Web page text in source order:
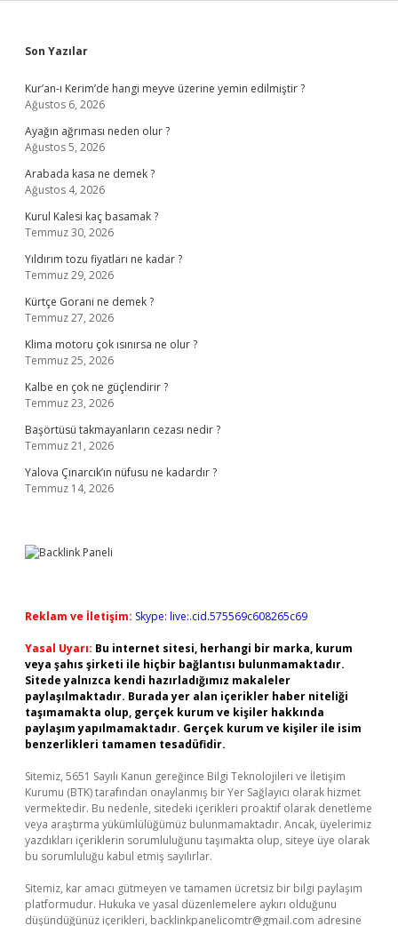
Sidebar
Son Yazılar
Kur’an-ı Kerim’de hangi meyve üzerine yemin edilmiştir ?
Ağustos 6, 2026
Ayağın ağrıması neden olur ?
Ağustos 5, 2026
Arabada kasa ne demek ?
Ağustos 4, 2026
Kurul Kalesi kaç basamak ?
Temmuz 30, 2026
Yıldırım tozu fiyatları ne kadar ?
Temmuz 29, 2026
Kürtçe Gorani ne demek ?
Temmuz 27, 2026
Klima motoru çok ısınırsa ne olur ?
Temmuz 25, 2026
Kalbe en çok ne güçlendirir ?
Temmuz 23, 2026
Başörtüsü takmayanların cezası nedir ?
Temmuz 21, 2026
Yalova Çınarcık’ın nüfusu ne kadardır ?
Temmuz 14, 2026
Reklam ve İletişim: Skype: live:.cid.575569c608265c69
Yasal Uyarı: Bu internet sitesi, herhangi bir marka, kurum
veya şahıs şirketi ile hiçbir bağlantısı bulunmamaktadır.
Sitede yalnızca kendi hazırladığımız makaleler
paylaşılmaktadır. Burada yer alan içerikler haber niteliği
taşımamakta olup, gerçek kurum ve kişiler hakkında
paylaşım yapılmamaktadır. Gerçek kurum ve kişiler ile isim
benzerlikleri tamamen tesadüfidir.
Sitemiz, 5651 Sayılı Kanun gereğince Bilgi Teknolojileri ve İletişim
Kurumu (BTK) tarafından onaylanmış bir Yer Sağlayıcı olarak hizmet
vermektedir. Bu nedenle, sitedeki içerikleri proaktif olarak denetleme
veya araştırma yükümlülüğümüz bulunmamaktadır. Ancak, üyelerimiz
yazdıkları içeriklerin sorumluluğunu taşımakta olup, siteye üye olarak
bu sorumluluğu kabul etmiş sayılırlar.
Sitemiz, kar amacı gütmeyen ve tamamen ücretsiz bir bilgi paylaşım
platformudur. Hukuka ve yasal düzenlemelere aykırı olduğunu
düşündüğünüz içerikleri, backlinkpanelicomtr@gmail.com adresine